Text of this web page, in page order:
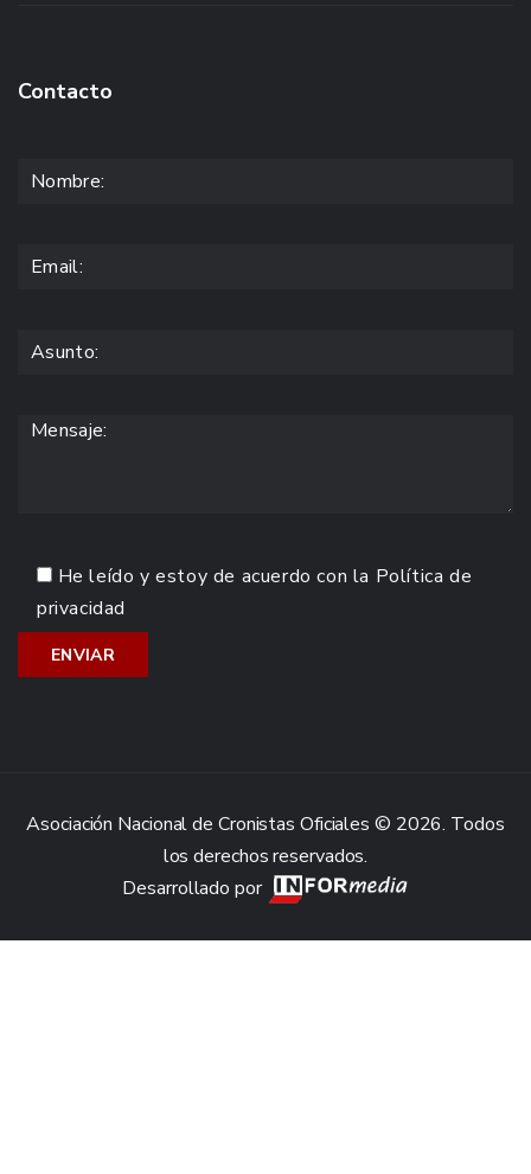
Contacto
He leído y estoy de acuerdo con la Política de
privacidad
Asociación Nacional de Cronistas Oficiales © 2026. Todos
los derechos reservados.
Desarrollado por